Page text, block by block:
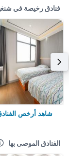
فنادق رخيصة في
شاهد أرخص
الفنادق الموصى بها